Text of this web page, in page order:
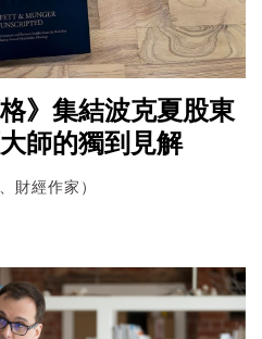
》集結波克夏股東
師的獨到見解
財經作家）